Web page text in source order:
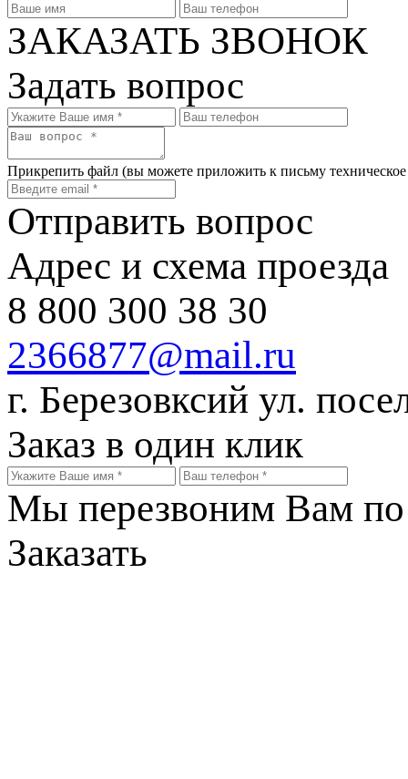
ЗАКАЗАТЬ ЗВОНОК
Задать вопрос
Прикрепить файл (вы можете приложить к письму
Отправить вопрос
Адрес и схема проезда
8 800 300 38 30
2366877@mail.ru
г. Березовксий ул.
Заказ в один клик
Мы перезвоним Вам по
Заказать